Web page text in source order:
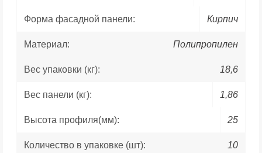
Форма фасадной панели: Кирпич
Материал: Полипропилен
Вес упаковки (кг): 18,6
Вес панели (кг): 1,86
Высота профиля(мм): 25
Количество в упаковке (шт): 10